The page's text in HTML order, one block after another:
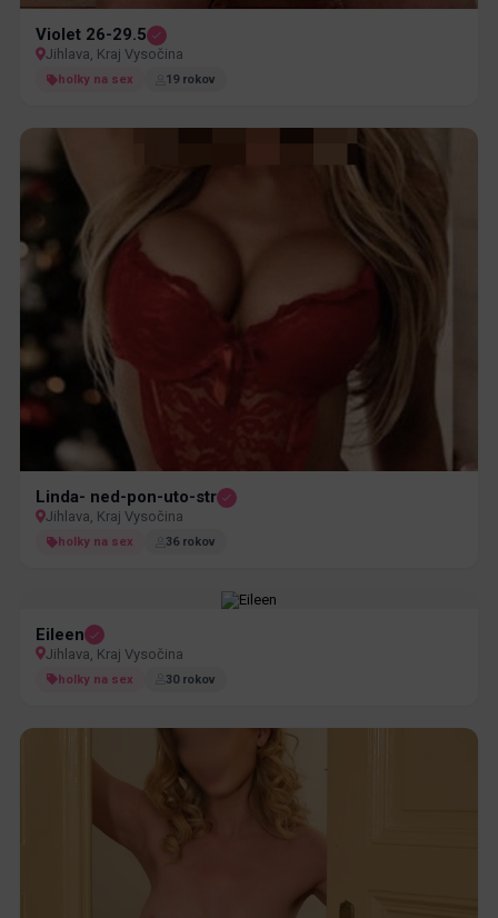
Violet 26-29.5
Jihlava, Kraj Vysočina
holky na sex 19 rokov
Linda- ned-pon-uto-str
Jihlava, Kraj Vysočina
holky na sex 36 rokov
Eileen
Jihlava, Kraj Vysočina
holky na sex 30 rokov